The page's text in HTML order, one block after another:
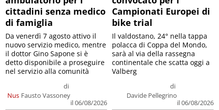
cittadini senza medico
di famiglia
Nus
di
Fausto Vassoney
il 06/08/2026
Da venerdì 7 agosto attivo il
nuovo servizio medico, mentre
il dottor Gino Sapone si è
detto disponibile a proseguire
nel servizio alla comunità
Campionati Europei di
bike trial
di
Davide Pellegrino
il 06/08/2026
Il valdostano, 24° nella tappa
polacca di Coppa del Mondo,
sarà al via della rassegna
continentale che scatta oggi a
Valberg